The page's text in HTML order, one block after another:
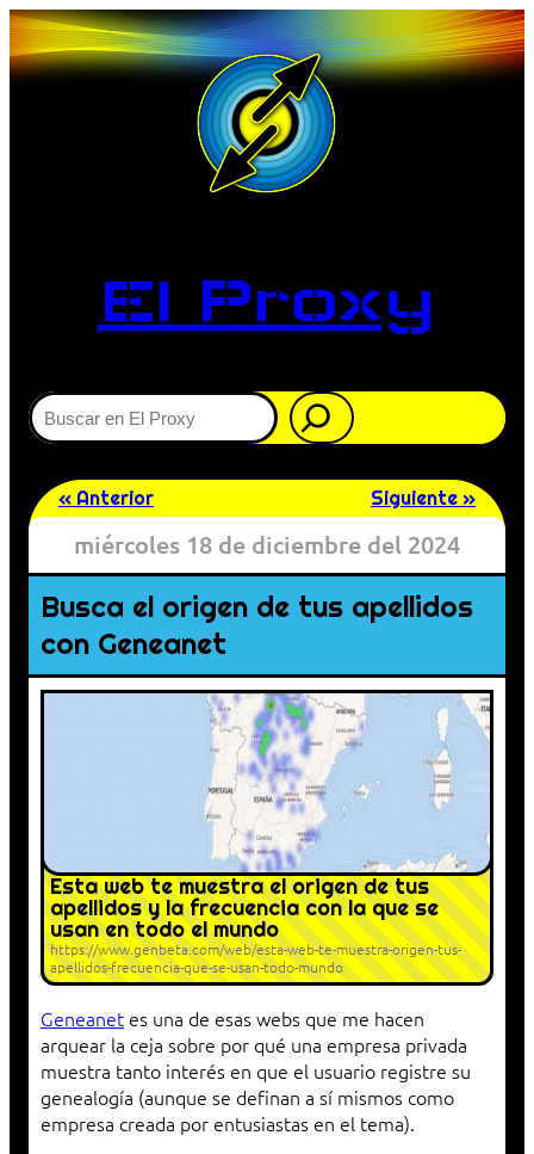
El Proxy
Buscar
« Anterior Siguiente »
miércoles 18 de diciembre del 2024
Busca el origen de tus apellidos
con Geneanet
Esta web te muestra el origen de tus
apellidos y la frecuencia con la que se
usan en todo el mundo
https://www.genbeta.com/web/esta-web-te-muestra-origen-tus-
apellidos-frecuencia-que-se-usan-todo-mundo
Geneanet es una de esas webs que me hacen
arquear la ceja sobre por qué una empresa privada
muestra tanto interés en que el usuario registre su
genealogía (aunque se definan a sí mismos como
empresa creada por entusiastas en el tema).